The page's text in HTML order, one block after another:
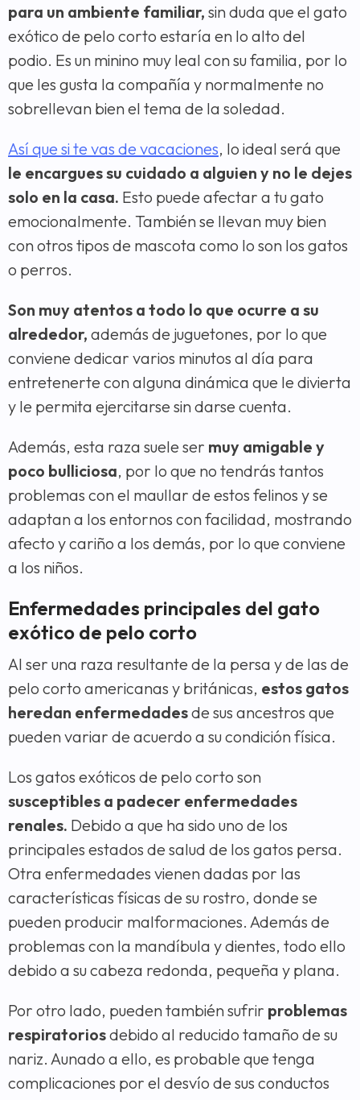
para un ambiente familiar, sin duda que el gato
exótico de pelo corto estaría en lo alto del
podio. Es un minino muy leal con su familia, por lo
que les gusta la compañía y normalmente no
sobrellevan bien el tema de la soledad.
Así que si te vas de vacaciones, lo ideal será que
le encargues su cuidado a alguien y no le dejes
solo en la casa. Esto puede afectar a tu gato
emocionalmente. También se llevan muy bien
con otros tipos de mascota como lo son los gatos
o perros.
Son muy atentos a todo lo que ocurre a su
alrededor, además de juguetones, por lo que
conviene dedicar varios minutos al día para
entretenerte con alguna dinámica que le divierta
y le permita ejercitarse sin darse cuenta.
Además, esta raza suele ser muy amigable y
poco bulliciosa, por lo que no tendrás tantos
problemas con el maullar de estos felinos y se
adaptan a los entornos con facilidad, mostrando
afecto y cariño a los demás, por lo que conviene
a los niños.
Enfermedades principales del gato
exótico de pelo corto
Al ser una raza resultante de la persa y de las de
pelo corto americanas y británicas, estos gatos
heredan enfermedadesde sus ancestros que
pueden variar de acuerdo a su condición física.
Los gatos exóticos de pelo corto son
susceptibles a padecer enfermedades
renales. Debido a que ha sido uno de los
principales estados de salud de los gatos persa.
Otra enfermedades vienen dadas por las
características físicas de su rostro, donde se
pueden producir malformaciones. Además de
problemas con la mandíbula y dientes, todo ello
debido a su cabeza redonda, pequeña y plana.
Por otro lado, pueden también sufrir problemas
respiratoriosdebido al reducido tamaño de su
nariz. Aunado a ello, es probable que tenga
complicaciones por el desvío de sus conductos